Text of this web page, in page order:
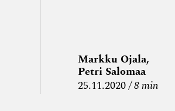
Markku Ojala,
Petri Salomaa
25.11.2020 8 min